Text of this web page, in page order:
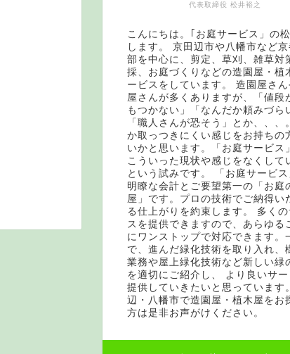
代表取締役 松井裕之
こんにちは。｢お庭サービス」の
します。 京田辺市や八幡市など
部を中心に、剪定、草刈、雑草対
採、お庭づくりなどの造園屋・植
ービスをしています。 造園屋さん
屋さんが多くありますが、「値段
もつかない」「なんだか頼みづら
「職人さんが恐そう」とか、、、
か取っつきにくい感じをお持ちの
いかと思います。「お庭サービス
こういった現状や感じをなくして
という試みです。 「お庭サービス
明瞭な会計とご要望第一の「お庭
屋」です。プロの技術でご納得い
る仕上がりを約束します。 多く
スを提供できますので、あらゆる
にワンストップで対応できます。
で、進んだ緑化技術を取り入れ、
業務や屋上緑化技術など新しい緑
を適切にご紹介し、 より良いサー
提供していきたいと思っています
辺・八幡市で造園屋・植木屋をお
方は是非お声がけください。